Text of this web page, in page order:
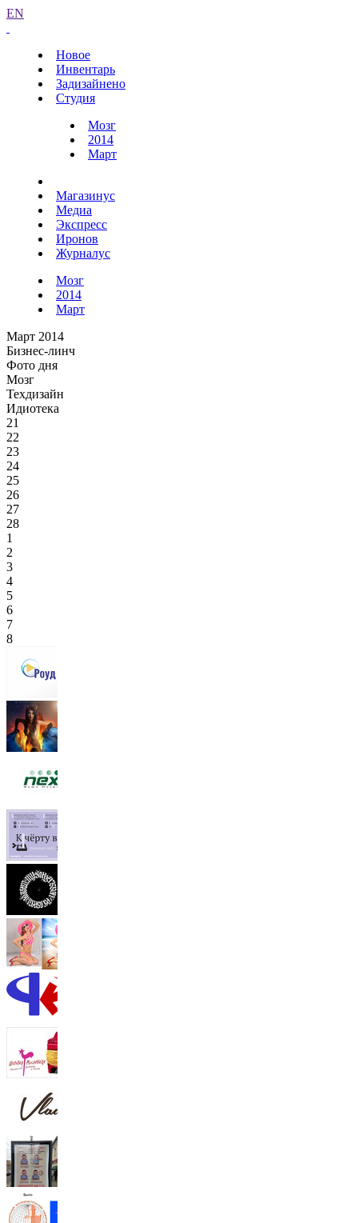
EN
Новое
Инвентарь
Задизайнено
Студия
Мозг
2014
Март
Магазинус
Медиа
Экспресс
Иронов
Журналус
Мозг
2014
Март
Март 2014
Бизнес-линч
Фото дня
Мозг
Техдизайн
Идиотека
21
22
23
24
25
26
27
28
1
2
3
4
5
6
7
8